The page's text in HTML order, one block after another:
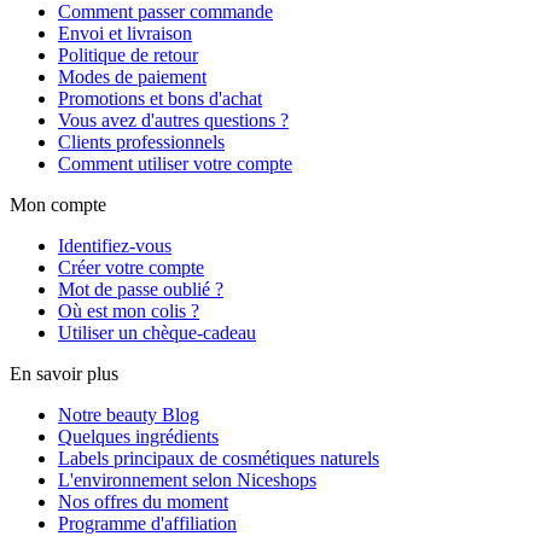
Comment passer commande
Envoi et livraison
Politique de retour
Modes de paiement
Promotions et bons d'achat
Vous avez d'autres questions ?
Clients professionnels
Comment utiliser votre compte
Mon compte
Identifiez-vous
Créer votre compte
Mot de passe oublié ?
Où est mon colis ?
Utiliser un chèque-cadeau
En savoir plus
Notre beauty Blog
Quelques ingrédients
Labels principaux de cosmétiques naturels
L'environnement selon Niceshops
Nos offres du moment
Programme d'affiliation